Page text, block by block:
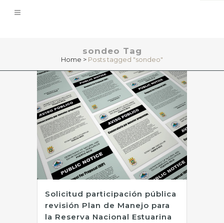
sondeo Tag
Home > Posts tagged "sondeo"
Solicitud participación pública
revisión Plan de Manejo para
la Reserva Nacional Estuarina